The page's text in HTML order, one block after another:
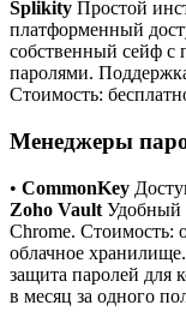
Splikity Простой
платформенный
собственный сейф с
паролями.
Стоимость:
Менеджеры
• CommonKey
Zoho Vault Удобный
Chrome. Стоимость:
облачное хранилище.
защита паролей для
в месяц за одного